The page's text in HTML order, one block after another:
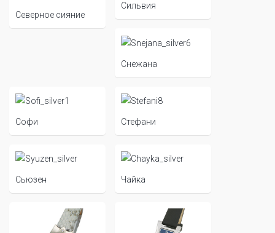
Северное сияние
Сильвия
Снежана
Софи Стефани
Сьюзен Чайка